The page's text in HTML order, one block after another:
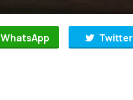
WhatsApp Twitter